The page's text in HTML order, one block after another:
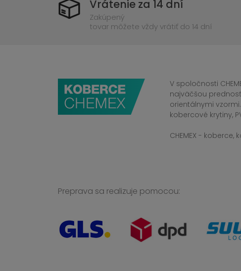
Vrátenie za 14 dní
Zakúpený
tovar môžete vždy vrátiť do 14 dní
V spoločnosti
najväčšou
orientálnymi
kobercové krytiny,
CHEMEX -
Preprava sa realizuje pomocou: